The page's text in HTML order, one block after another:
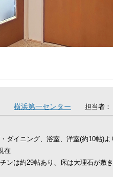
横浜第一センター 担当者：
ダイニング、浴室、洋室(約10帖)よ
在
ンは約29帖あり、床は大理石が敷